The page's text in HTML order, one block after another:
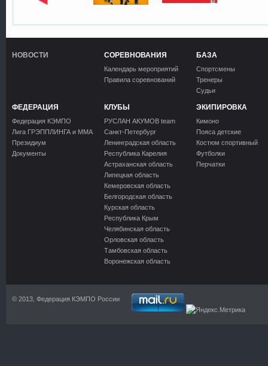
НОВОСТИ СОРЕВНОВАНИЯ
Календарь мероприятий
Правила соревнований
БАЗА
Спортсмены
Тренеры
Судьи
ФЕДЕРАЦИЯ
Федерация КЭМПО
Лига ГРЭППЛИНГА и ММА
Президиум
Документы
КЛУБЫ
РУСЛАН АКУМОВ team
Санкт-Петербург
Ленинградская область
Республика Карелия
Астраханская область
Липецкая область
Кемеровская область
Белгородская область
Курская область
Республика Крым
Челябинская область
Орловская область
Тамбовская область
Воронежская область
ЭКИПИРОВКА
Кимоно
Пояса детские
Костюм спортивный
Футболки
Перчатки
© 2013, Федерация КЭМПО России